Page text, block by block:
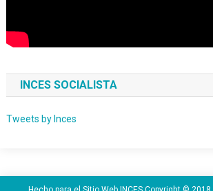
INCES SOCIALISTA
Tweets by Inces